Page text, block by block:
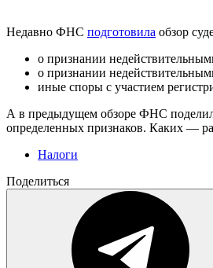
Недавно ФНС подготовила обзор
о признании
о признании
иные споры с участием
А в предыдущем обзоре ФНС
определенных признаков. Каких —
Налоги
Поделиться